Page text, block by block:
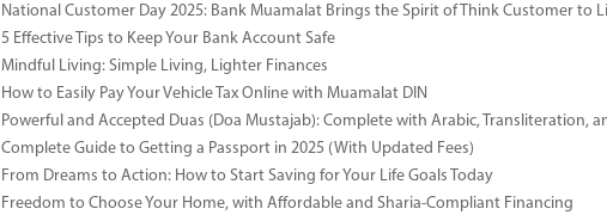
National Customer Day 2025: Bank Muamalat Brings the Spirit of Think Customer to
5 Effective Tips to Keep Your Bank Account Safe
Mindful Living: Simple Living, Lighter Finances
How to Easily Pay Your Vehicle Tax Online with Muamalat DIN
Powerful and Accepted Duas (Doa Mustajab): Complete with Arabic, Transliteration,
Complete Guide to Getting a Passport in 2025 (With Updated Fees)
From Dreams to Action: How to Start Saving for Your Life Goals Today
Freedom to Choose Your Home, with Affordable and Sharia-Compliant Financing